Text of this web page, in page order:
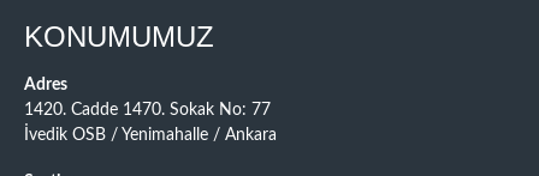
KONUMUMUZ
Adres
1420. Cadde 1470. Sokak No: 77
İvedik OSB / Yenimahalle / Ankara